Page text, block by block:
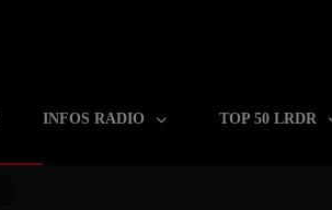
INFOS RADIO TOP 50 LRDR